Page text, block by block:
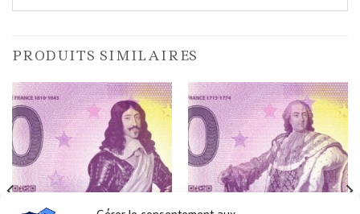
PRODUITS SIMILAIRES